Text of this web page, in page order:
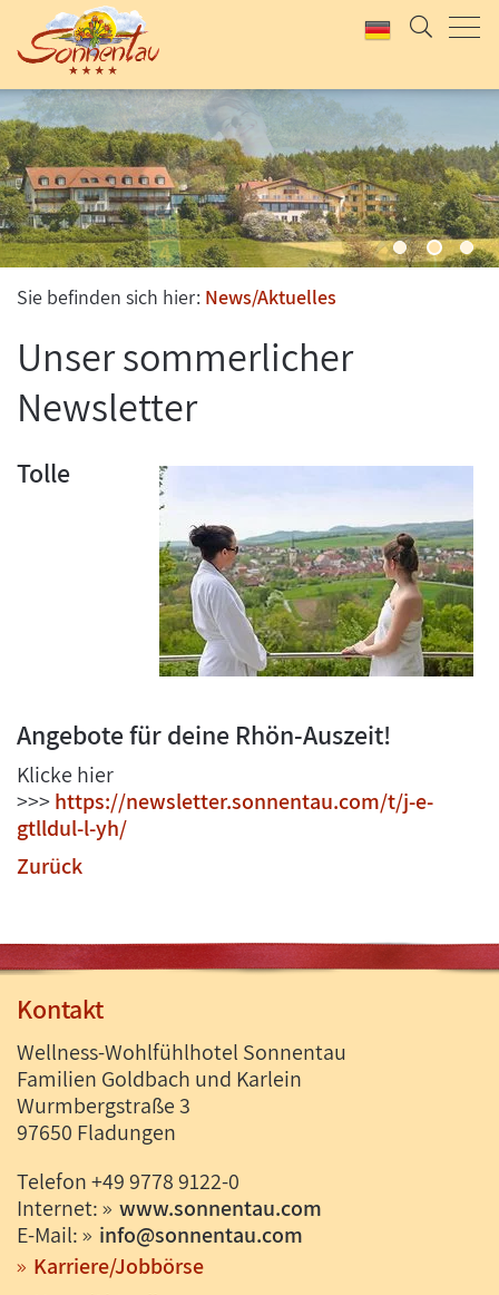
Jetzt anfragen & buchen
UNSER KLASSIKER
SOMMERLAUNE
2 Tage Rhöner Kulinarik, Wellness und Bewegung
Jetzt anfragen & buchen
Sie befinden sich hier: News/Aktuelles
Unser sommerlicher
Newsletter
Tolle
Angebote für deine Rhön-Auszeit!
Klicke hier
>>>https://newsletter.sonnentau.com/t/j-e-
gtlldul-l-yh/
Zurück
Kontakt
Wellness-Wohlfühlhotel Sonnentau
Familien Goldbach und Karlein
Wurmbergstraße 3
97650 Fladungen
Telefon +49 9778 9122-0
Internet:
www.sonnentau.com
E-Mail:
info@sonnentau.com
Karriere/Jobbörse